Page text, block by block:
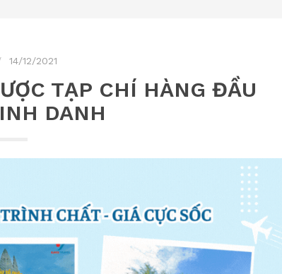
14/12/2021
TẠP CHÍ HÀNG ĐẦU
DANH